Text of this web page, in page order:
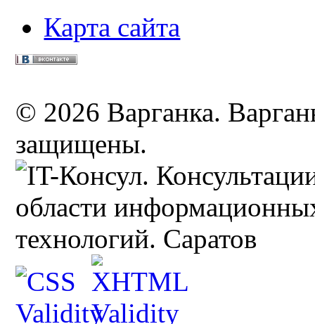
Карта сайта
© 2026 Варганка.
защищены.